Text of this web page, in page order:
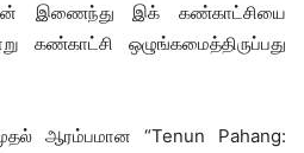
இணைந்து இக் கண்காட்சியை
கண்காட்சி ஒழுங்கமைத்திருப்பது
ஆரம்பமான “Tenun Pahang: